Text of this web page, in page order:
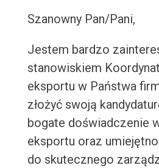
Szanowny Pan/Pani,
Jestem bardzo
stanowiskiem
eksportu w Państwa
złożyć swoją
bogate doświadczenie
eksportu oraz
do skutecznego